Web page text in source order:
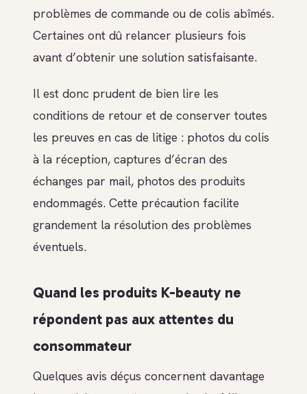
problèmes de commande ou de colis abîmés.
Certaines ont dû relancer plusieurs fois
avant d’obtenir une solution satisfaisante.
Il est donc prudent de bien lire les
conditions de retour et de conserver toutes
les preuves en cas de litige : photos du colis
à la réception, captures d’écran des
échanges par mail, photos des produits
endommagés. Cette précaution facilite
grandement la résolution des problèmes
éventuels.
Quand les produits K-beauty ne
répondent pas aux attentes du
consommateur
Quelques avis déçus concernent davantage